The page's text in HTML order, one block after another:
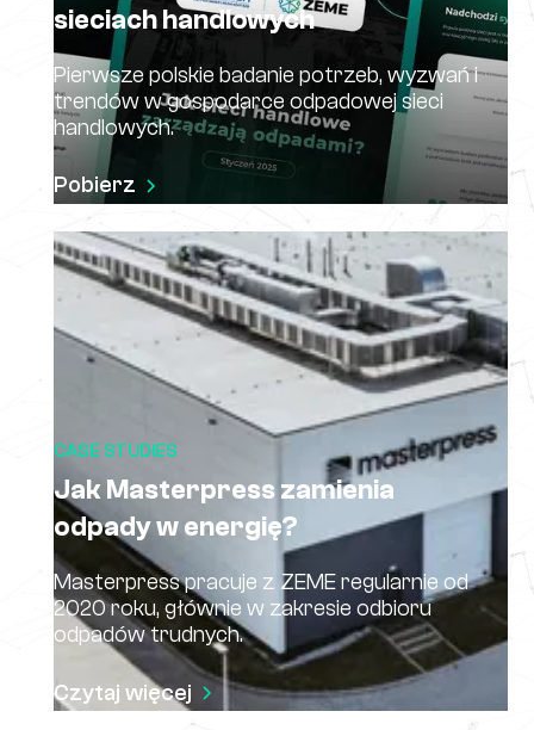
sieciach handlowych
Pierwsze polskie badanie potrzeb, wyzwań i
trendów w gospodarce odpadowej sieci
handlowych.
Pobierz
CASE STUDIES
Jak Masterpress zamienia
odpady w energię?
Masterpress pracuje z ZEME regularnie od
2020 roku, głównie w zakresie odbioru
odpadów trudnych.
Czytaj więcej